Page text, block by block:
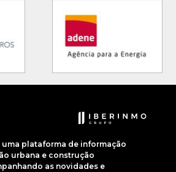
uma plataforma de informação
urbana e construção
as novidades e